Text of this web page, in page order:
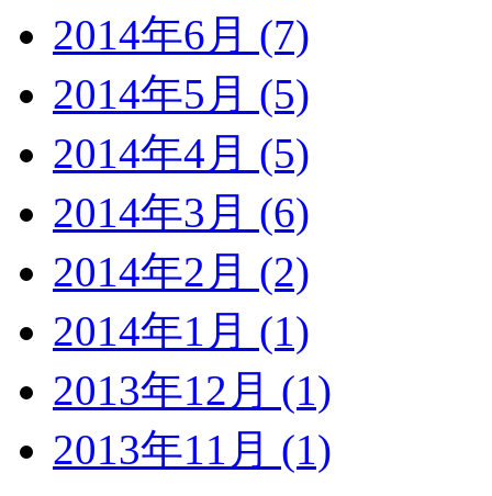
2014年6月 (7)
2014年5月 (5)
2014年4月 (5)
2014年3月 (6)
2014年2月 (2)
2014年1月 (1)
2013年12月 (1)
2013年11月 (1)